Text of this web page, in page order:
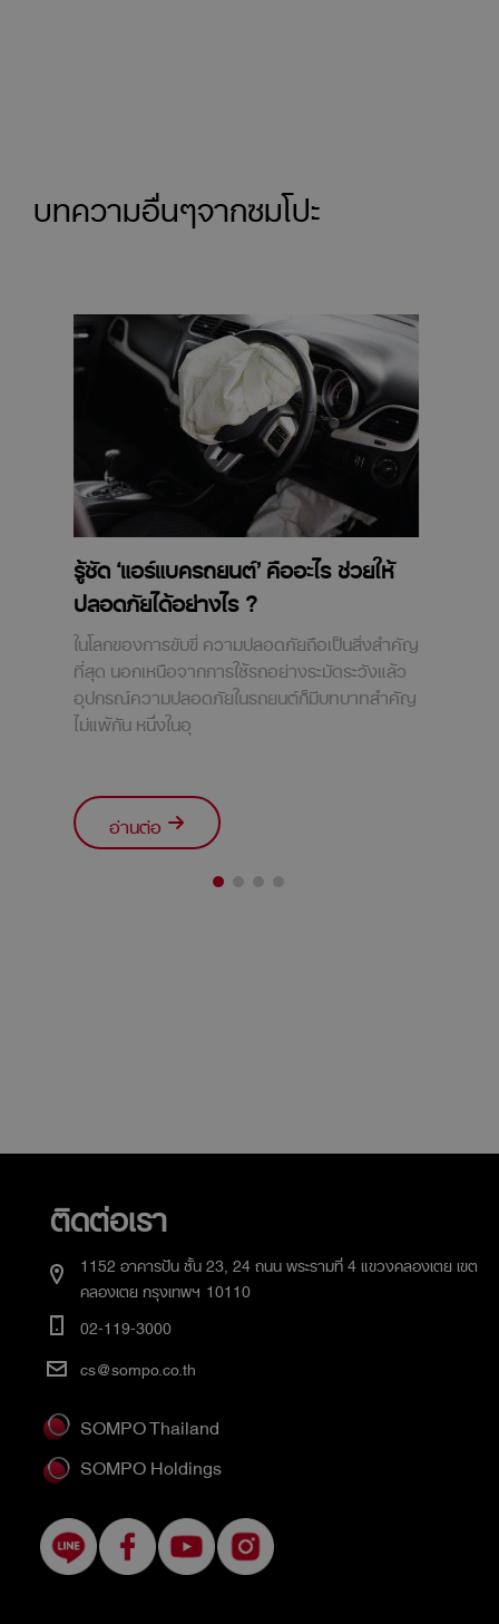
บทความอื่นๆจากซมโปะ
รู้ชัด ‘แอร์แบครถยนต์’ คืออะไร ช่วยให้
ปลอดภัยได้อย่างไร ?
ในโลกของการขับขี่ ความปลอดภัยถือเป็นสิ่งสำคัญ
ที่สุด นอกเหนือจากการใช้รถอย่างระมัดระวังแล้ว
อุปกรณ์ความปลอดภัยในรถยนต์ก็มีบทบาทสำคัญ
ไม่แพ้กัน หนึ่งในอุ
อ่านต่อ
ติดต่อเรา
1152 อาคารปัน ชั้น 23, 24 ถนน พระรามที่ 4 แขวงคลองเตย เขต
คลองเตย กรุงเทพฯ 10110
02-119-3000
cs@sompo.co.th
SOMPO Thailand
SOMPO Holdings